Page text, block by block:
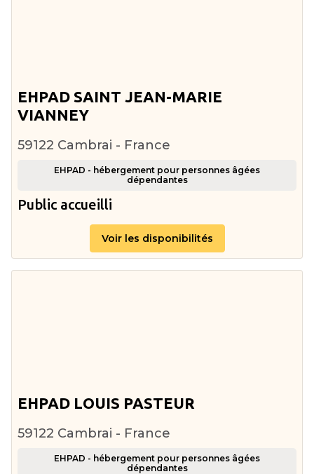
EHPAD SAINT JEAN-MARIE
VIANNEY
59122 Cambrai - France
EHPAD - hébergement pour personnes âgées
dépendantes
Public accueilli
Voir les disponibilités
EHPAD LOUIS PASTEUR
59122 Cambrai - France
EHPAD - hébergement pour personnes âgées
dépendantes